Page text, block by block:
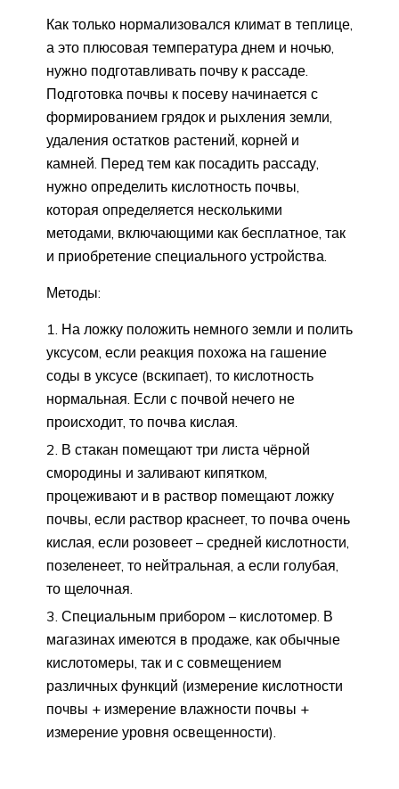
Как только нормализовался климат в теплице,
а это плюсовая температура днем и ночью,
нужно подготавливать почву к рассаде.
Подготовка почвы к посеву начинается с
формированием грядок и рыхления земли,
удаления остатков растений, корней и
камней. Перед тем как посадить рассаду,
нужно определить кислотность почвы,
которая определяется несколькими
методами, включающими как бесплатное, так
и приобретение специального устройства.
Методы:
На ложку положить немного земли и полить
уксусом, если реакция похожа на гашение
соды в уксусе (вскипает), то кислотность
нормальная. Если с почвой нечего не
происходит, то почва кислая.
В стакан помещают три листа чёрной
смородины и заливают кипятком,
процеживают и в раствор помещают ложку
почвы, если раствор краснеет, то почва очень
кислая, если розовеет – средней кислотности,
позеленеет, то нейтральная, а если голубая,
то щелочная.
Специальным прибором – кислотомер. В
магазинах имеются в продаже, как обычные
кислотомеры, так и с совмещением
различных функций (измерение кислотности
почвы + измерение влажности почвы +
измерение уровня освещенности).